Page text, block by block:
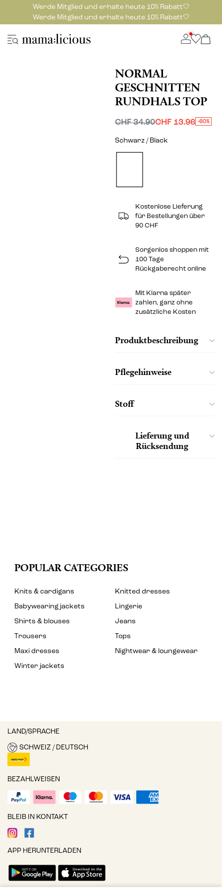
Werde Mitglied und erhalte heute 10% Rabatt🤍
Werde Mitglied und erhalte heute 10% Rabatt🤍
NORMAL
GESCHNITTEN
RUNDHALS TOP
CHF 34.90CHF 13.96 -60%
Schwarz / Black
Kostenlose Lieferung
für Bestellungen über
90 CHF
Sorgenlos shoppen mit
100 Tage
Rückgaberecht online
Mit Klarna später
zahlen, ganz ohne
zusätzliche Kosten
Produktbeschreibung
Pflegehinweise
Stoff
Lieferung und
Rücksendung
POPULAR CATEGORIES
Knits & cardigans
Knitted dresses
Babywearing jackets
Lingerie
Shirts & blouses
Jeans
Trousers
Tops
Maxi dresses
Nightwear & loungewear
Winter jackets
LAND/SPRACHE
SCHWEIZ / DEUTSCH
BEZAHLWEISEN
BLEIB IN KONTAKT
APP HERUNTERLADEN